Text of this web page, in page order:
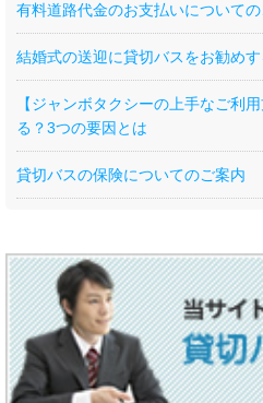
有料道路代金のお支払いについて
結婚式の送迎に貸切バスをお勧め
【ジャンボタクシーの上手なご利
る？3つの要因とは
貸切バスの保険についてのご案内